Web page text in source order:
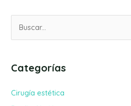
c
Categorías
Cirugía estética